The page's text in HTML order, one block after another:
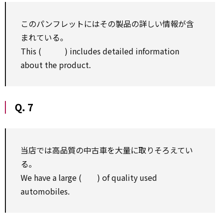
このパンフレットにはその製品の詳しい情報が含
まれている。
This ( ) includes detailed information
about the product.
Q. 7
当店では高品質の中古車を大量に取りそろえてい
る。
We have a large ( ) of quality used
automobiles.